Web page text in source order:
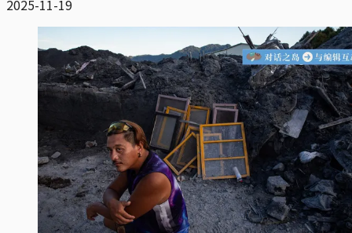
2025-11-19